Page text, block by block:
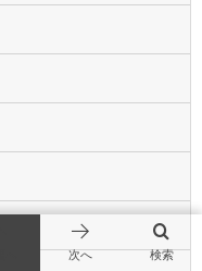
検索
次へ